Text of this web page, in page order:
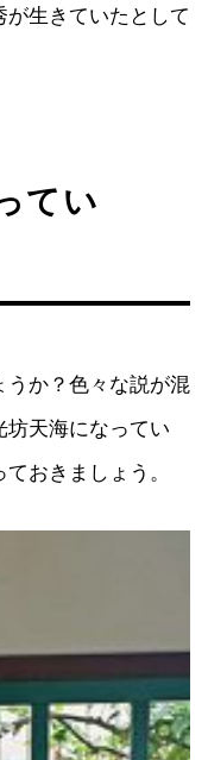
生きていたとして
てい
うか？色々な説が混
坊天海になってい
おきましょう。